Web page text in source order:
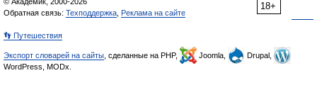
18+
Обратная связь: Техподдержка Реклама на сайте
👣 Путешествия
Экспорт словарей на сайты , сделанные на PHP, Joomla,
Drupal,
WordPress, MODx.